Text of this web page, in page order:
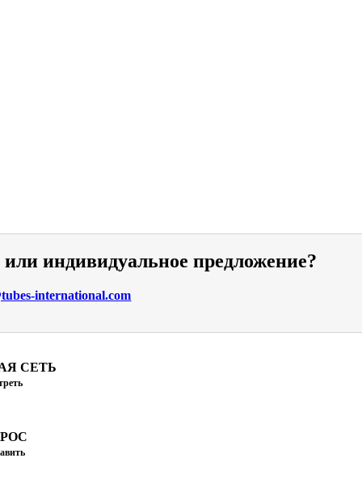
индивидуальное предложение?
international.com
СЕТЬ